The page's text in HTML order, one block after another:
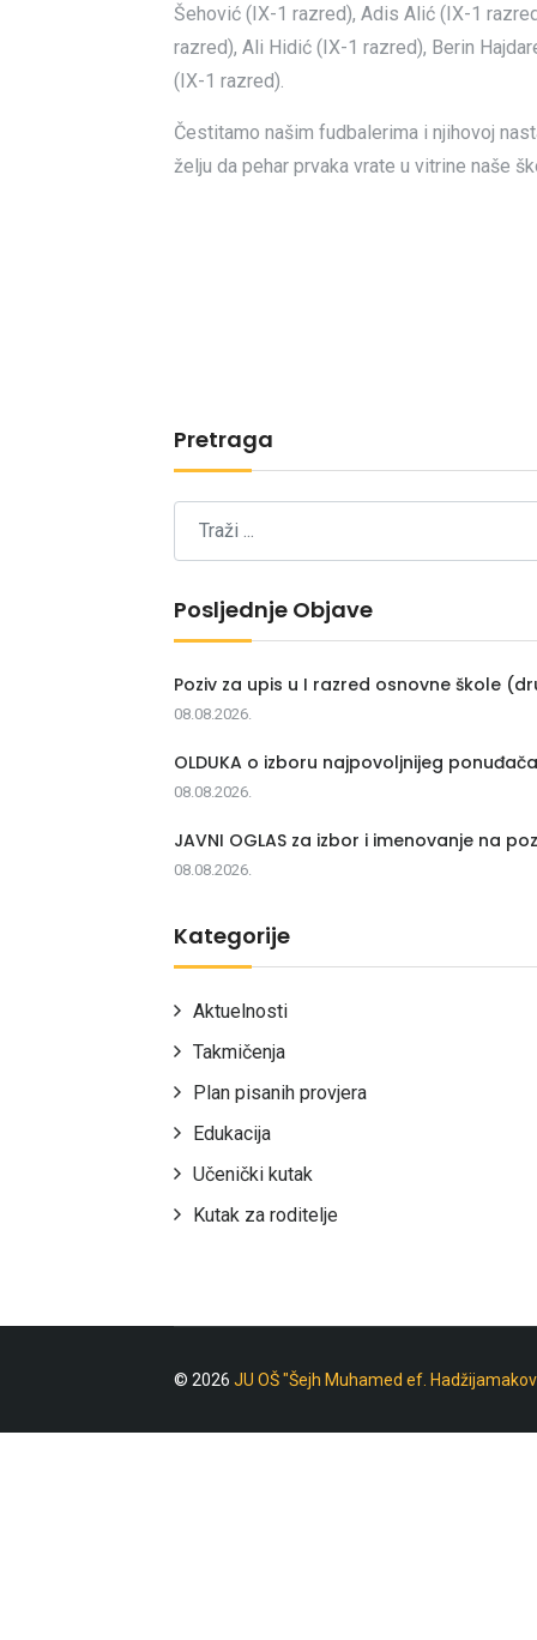
Šehović (IX-1 razred), Adis Alić (IX-1
razred), Ali Hidić (IX-1 razred), Berin
(IX-1 razred).
Čestitamo našim fudbalerima i njihovoj
želju da pehar prvaka vrate u vitrine naše
Pretraga
Posljednje Objave
Poziv za upis u I razred osnovne škole
08.08.2026.
OLDUKA o izboru najpovoljnijeg
08.08.2026.
JAVNI OGLAS za izbor i imenovanje na
08.08.2026.
Kategorije
Aktuelnosti
Takmičenja
Plan pisanih provjera
Edukacija
Učenički kutak
Kutak za roditelje
© 2026 JU OŠ "Šejh Muhamed ef.